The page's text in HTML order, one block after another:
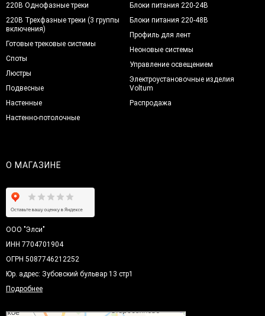
220В Однофазные треки
220В Трехфазные треки (3 группы
включения)
Готовые трековые системы
Споты
Люстры
Подвесные
Настенные
Настенно-потолочные
Блоки питания 220-24В
Блоки питания 220-48В
Профиль для лент
Неоновые системы
Управление освещением
Электроустановочные изделия
Voltum
Распродажа
О МАГАЗИНЕ
ООО "Элси"
ИНН 7704701904
ОГРН 5087746212252
Юр. адрес: Зубовский бульвар 13 стр1
Подробнее